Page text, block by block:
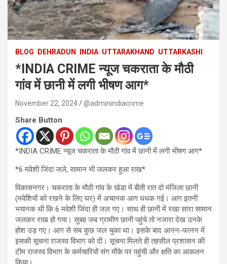
BLOG DEHRADUN INDIA UTTARAKHAND UTTARKASHI
*INDIA CRIME न्यूज चकराता के मौठी
गांव में छानी में लगी भीषण आग*
November 22, 2024 @adminindiacrime
Share Button
*INDIA CRIME न्यूज चकराता के मौठी गांव में छानी में लगी भीषण आग*
*6 मवेशी जिंदा जले, सामान भी जलकर हुआ राख*
विकासनगर। चकराता के मौठी गांव के खेडा में बीती रात दो मंजिला छानी
(मवेशियों को रखने के लिए घर) में अचानक आग धधक गई। आग इतनी
भयानक थी कि 6 मवेशी जिंदा ही जल गए। साथ ही छानी में रखा सारा सामान
जलकर राख हो गया। सुबह जब ग्रामीण छानी पहुंचे तो नजारा देख उनके
होश उड़ गए। आग से सब कुछ जल चुका था। इसके बाद आनन-फानन में
इसकी सूचना राजस्व विभाग को दी। सूचना मिलते ही तहसील प्रशासन की
टीम राजस्व विभाग के कर्मचारियों संग मौके पर पहुंची और क्षति का आकलन